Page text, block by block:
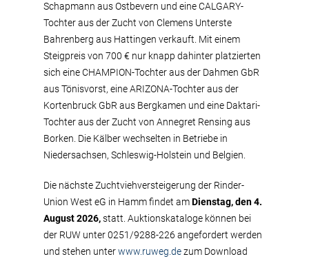
Schapmann aus Ostbevern und eine CALGARY-
Tochter aus der Zucht von Clemens Unterste
Bahrenberg aus Hattingen verkauft. Mit einem
Steigpreis von 700 € nur knapp dahinter platzierten
sich eine CHAMPION-Tochter aus der Dahmen GbR
aus Tönisvorst, eine ARIZONA-Tochter aus der
Kortenbruck GbR aus Bergkamen und eine Daktari-
Tochter aus der Zucht von Annegret Rensing aus
Borken. Die Kälber wechselten in Betriebe in
Niedersachsen, Schleswig-Holstein und Belgien.
Die nächste Zuchtviehversteigerung der Rinder-
Union West eG in Hamm findet amDienstag, den 4.
August 2026,statt. Auktionskataloge können bei
der RUW unter 0251/9288-226 angefordert werden
und stehen unterwww.ruweg.dezum Download